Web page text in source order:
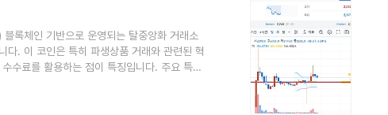
체인 기반으로 운영되는 탈중앙화 거래소
다. 이 코인은 특히 파생상품 거래와 관련된 혁
수료를 활용하는 점이 특징입니다. 주요 특징
환경에서 장점으로 작용합니다. 파생상